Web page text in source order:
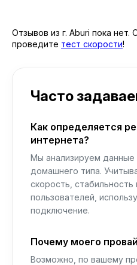
Отзывов из г. Aburi пока нет.
проведите тест скорости!
Часто
Как определяется
интернета?
Мы анализируем данные
домашнего типа.
скорость,
пользователей,
подключение.
Почему моего
Возможно, по вашему